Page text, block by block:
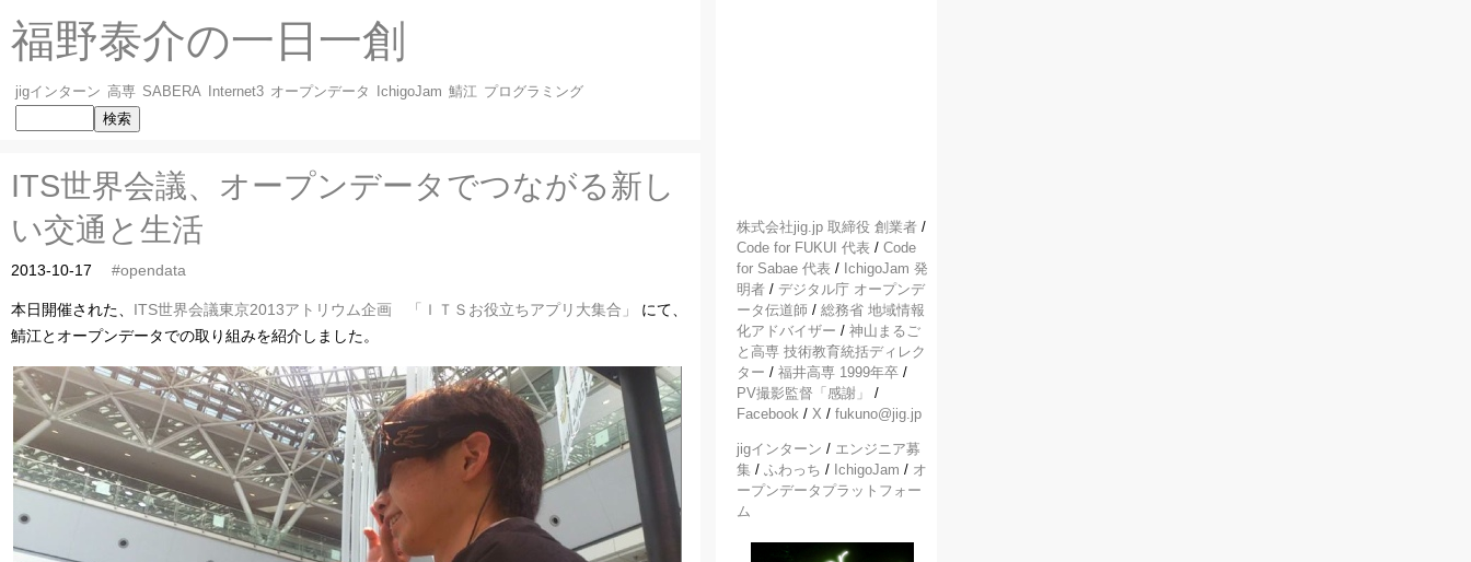
福野泰介の一日一創
jigインターン 高専 SABERA Internet3 オープンデータ IchigoJam 鯖江 プログラミング
ITS世界会議、オープンデータでつながる新し
い交通と生活
2013-10-17 #opendata
本日開催された、 ITS世界会議東京2013アトリウム企画 「ＩＴＳお役立ちアプリ大集合」
にて、
鯖江とオープンデータでの取り組みを紹介しました。
株式会社jig.jp 取締役 創業者 /
Code for FUKUI 代表 / Code
for Sabae 代表 / IchigoJam 発
明者 / デジタル庁 オープンデ
ータ伝道師 / 総務省 地域情報
化アドバイザー / 神山まるご
と高専 技術教育統括ディレク
ター / 福井高専 1999年卒 /
PV撮影監督「感謝」
/
Facebook / X / fukuno@jig.jp
jigインターン / エンジニア募
集 / ふわっち / IchigoJam / オ
ープンデータプラットフォー
ム